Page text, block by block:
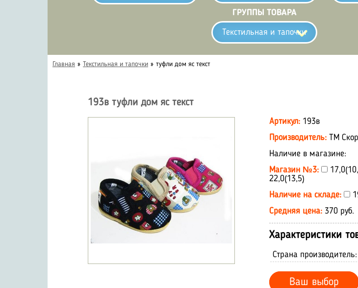
ГРУППЫ ТОВАРА
Текстильная и тапочки
Главная » Текстильная и тапочки » туфли дом яс текст
193в туфли дом яс текст
Артикул: 193в
Производитель: ТМ
Наличие в магазине:
Магазин №3:
22,0(13,5)
Наличие на складе:
Средняя цена: 370 руб.
Характеристики
Страна производитель:
Ваш выбор